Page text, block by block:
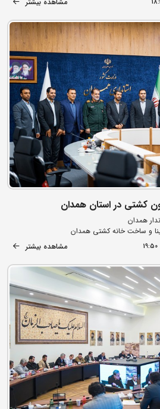
کشتی در استان همدان
همدان
و ساخت خانه کشتی همدان
19:50 مشاهده بیشتر